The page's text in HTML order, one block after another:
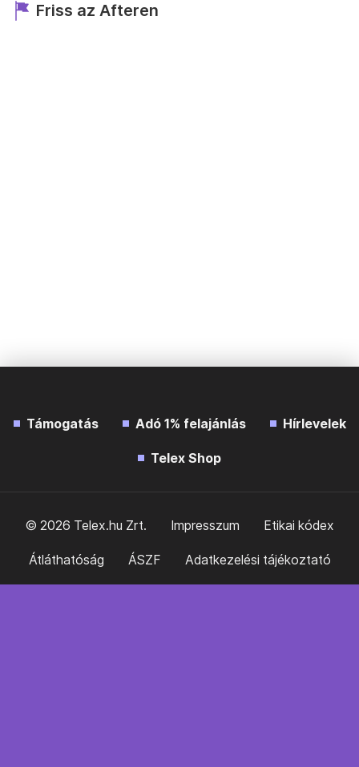
Friss az Afteren
Támogatás Adó 1% felajánlás Hírlevelek
Telex Shop
© 2026 Telex.hu Zrt. Impresszum Etikai kódex
Átláthatóság ÁSZF Adatkezelési tájékoztató